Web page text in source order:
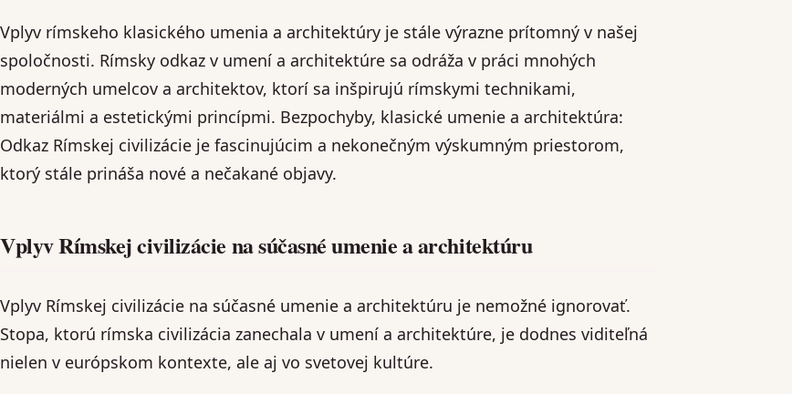
Vplyv rímskeho klasického umenia a architektúry je stále výrazne prítomný v našej
spoločnosti. Rímsky odkaz v umení a architektúre sa odráža v práci mnohých
moderných umelcov a architektov, ktorí sa inšpirujú rímskymi technikami,
materiálmi a estetickými princípmi. Bezpochyby, klasické umenie a architektúra:
Odkaz Rímskej civilizácie je fascinujúcim a nekonečným výskumným priestorom,
ktorý stále prináša nové a nečakané objavy.
Vplyv Rímskej civilizácie na súčasné umenie a architektúru
Vplyv Rímskej civilizácie na súčasné umenie a architektúru je nemožné ignorovať.
Stopa, ktorú rímska civilizácia zanechala v umení a architektúre, je dodnes viditeľná
nielen v európskom kontexte, ale aj vo svetovej kultúre.